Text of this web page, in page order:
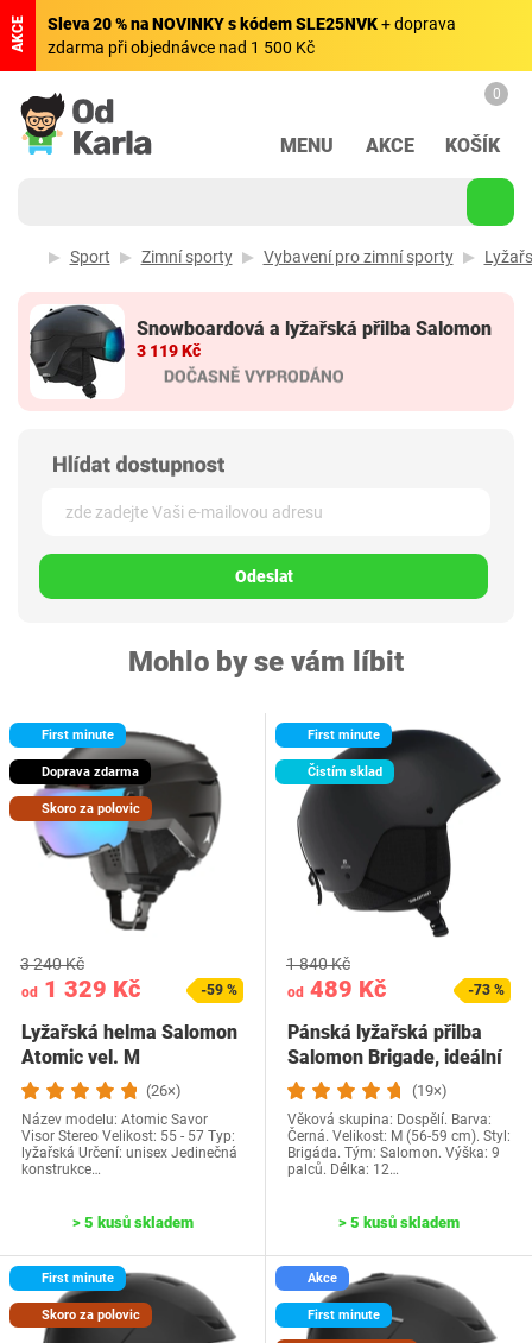
AKCE Sleva 20 % na NOVINKY s kódem SLE25NVK+ doprava
zdarma při objednávce nad 1 500 Kč
MENU AKCE
0
KOŠÍK
Sport Zimní sporty Vybavení pro zimní sporty
Snowboardová a lyžařská přilba Salomon
3 119 Kč
Odeslat
Mohlo by se vám líbit
First minute
Doprava zdarma
Skoro za polovic
od 1 329 Kč
3 240 Kč
-59 %
Lyžařská helma Salomon
Atomic vel. M
(26×)
Název modelu: Atomic Savor
Visor Stereo Velikost: 55 - 57 Typ:
lyžařská Určení: unisex Jedinečná
konstrukce…
> 5 kusů skladem
First minute
Čistím sklad
od 489 Kč
1 840 Kč
-73 %
Pánská lyžařská přilba
Salomon Brigade, ideální
pro…
(19×)
Věková skupina: Dospělí. Barva:
Černá. Velikost: M (56-59 cm). Styl:
Brigáda. Tým: Salomon. Výška: 9
palců. Délka: 12…
> 5 kusů skladem
First minute
Skoro za polovic
Akce
First minute